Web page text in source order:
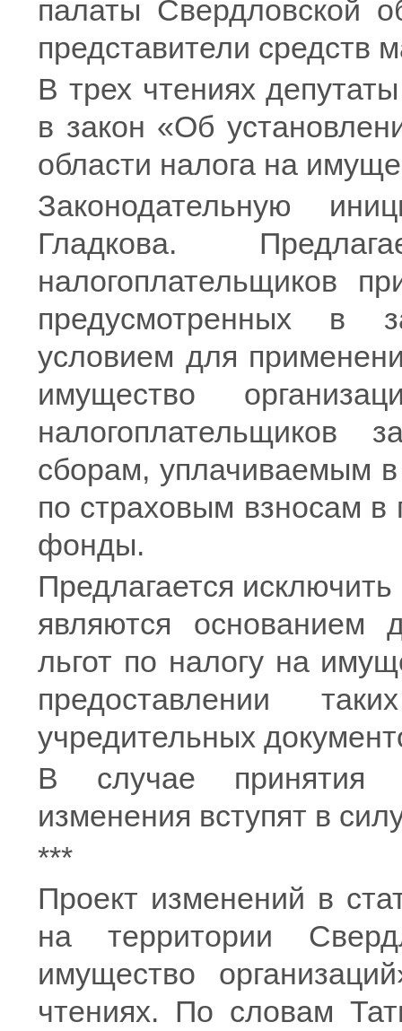
палаты Свердловской
представители
В трех чтениях
в закон «Об
области налога на
Законодательную
Гладкова.
налогоплательщиков
предусмотренных в
условием для
имущество
налогоплательщиков
сборам, уплачиваемым
по страховым взносам
фонды.
Предлагается
являются основанием
льгот по налогу на
предоставлении
учредительных
В случае принятия
изменения вступят в
***
Проект изменений в
на территории
имущество
чтениях. По словам